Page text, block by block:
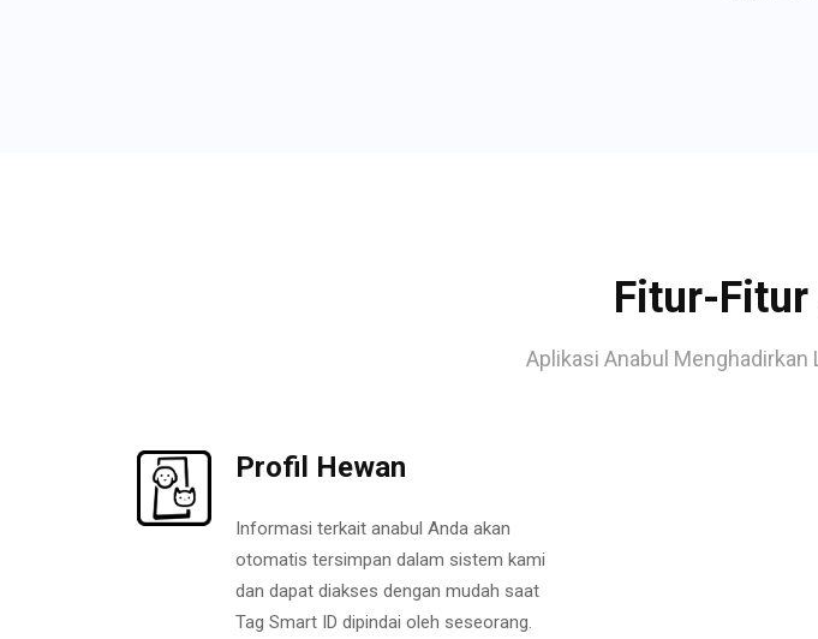
Fitur-Fitur
Aplikasi Anabul Menghadirkan
Profil Hewan
Informasi terkait anabul Anda akan
otomatis tersimpan dalam sistem kami
dan dapat diakses dengan mudah saat
Tag Smart ID dipindai oleh seseorang.